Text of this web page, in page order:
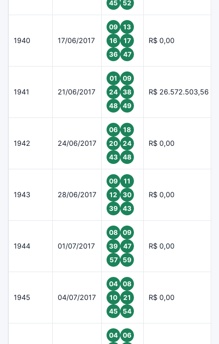
45 52
1940 17/06/2017
09
13
16
17
36
47
R$ 0,00
1941 21/06/2017
01
09
24
38
48
49
R$ 26.572.503,56
1942 24/06/2017
06
18
20
24
43
48
R$ 0,00
1943 28/06/2017
09
11
12
30
39
43
R$ 0,00
1944 01/07/2017
08
09
39
47
57
59
R$ 0,00
1945 04/07/2017
04
08
10
21
45
54
R$ 0,00
04
06